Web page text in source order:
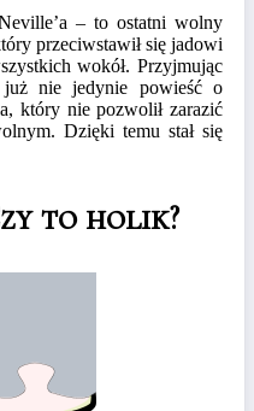
– to ostatni wolny
przeciwstawił się jadowi
wokół. Przyjmując
nie jedynie powieść o
który nie pozwolił zarazić
Dzięki temu stał się
to holik?